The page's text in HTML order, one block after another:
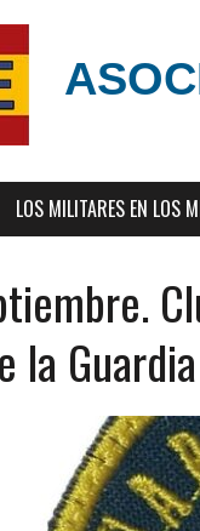
LOS MILITARES EN LOS
la